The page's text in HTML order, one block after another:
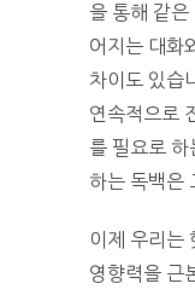
을 통해 같은
어지는 대화
차이도 있습
연속적으로
를 필요로
하는 독백은
이제 우리는
영향력을 근